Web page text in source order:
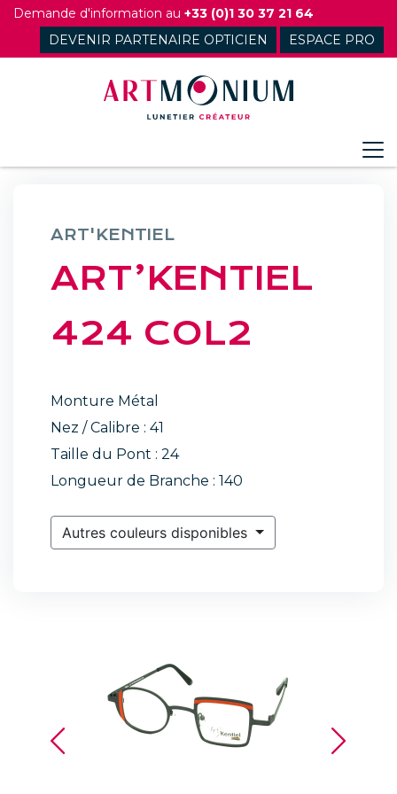
Skip
content
Demande d'information au +33 (0)1 30 37 21 64
DEVENIR PARTENAIRE OPTICIEN
ESPACE PRO
ART'KENTIEL
ART’KENTIEL
424 COL2
Monture Métal
Nez / Calibre : 41
Taille du Pont : 24
Longueur de Branche : 140
Autres couleurs disponibles